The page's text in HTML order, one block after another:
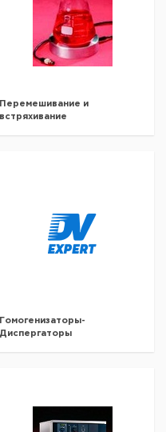
Перемешивание и
встряхивание
Гомогенизаторы-
Диспергаторы